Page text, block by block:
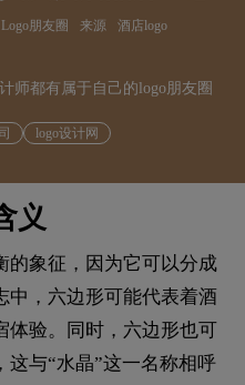
Logo朋友圈 来源 酒店logo
师都有属于自己的logo朋友圈
logo设计网
义
的象征，因为它可以分成
中，六边形可能代表着酒
体验。同时，六边形也可
这与“水晶”这一名称相呼